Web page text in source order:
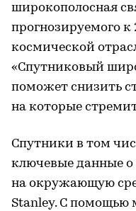
широкополосная
прогнозируемого
космической
«Спутниковый
поможет снизить
на которые
Спутники в том
ключевые данные
на окружающую
Stanley. С помощью